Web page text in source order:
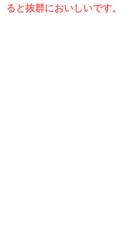
ると抜群においしいです。